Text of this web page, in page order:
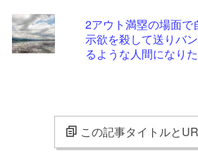
2アウト満塁の場面で
示欲を殺して送りバ
るような人間になり
この記事タイトルと